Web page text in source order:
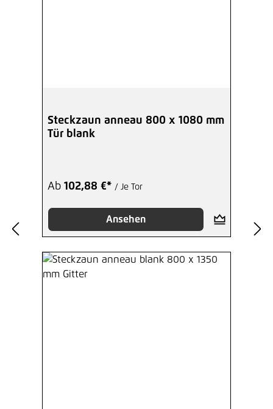
Steckzaun anneau 800 x 1080 mm
Tür blank
Ab 102,88 €* / Je Tor
Ansehen